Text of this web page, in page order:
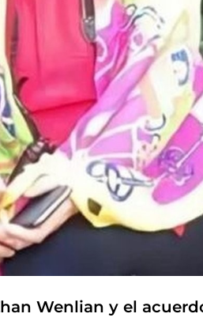
Wenlian y el